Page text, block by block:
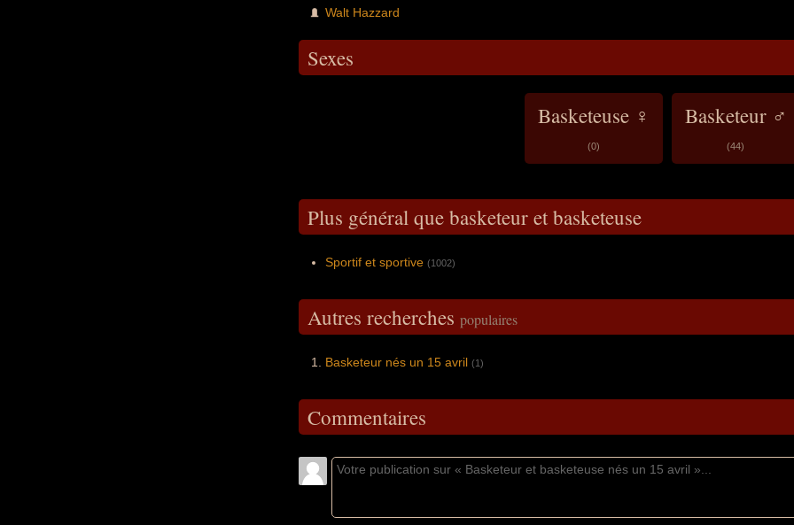
Walt Hazzard
Sexes
Basketeuse ♀
(0)
Basketeur ♂
(44)
Plus général que basketeur et basketeuse
Sportif et sportive (1002)
Autres recherches populaires
Basketeur nés un 15 avril (1)
Commentaires